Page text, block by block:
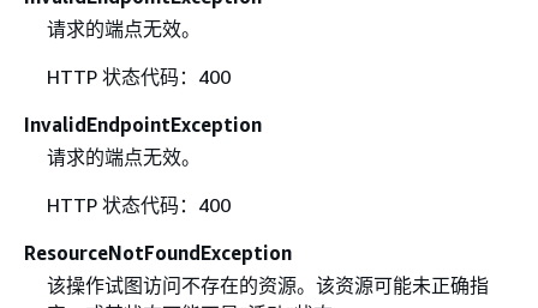
请求的端点无效。
HTTP 状态代码：400
InvalidEndpointException
请求的端点无效。
HTTP 状态代码：400
ResourceNotFoundException
该操作试图访问不存在的资源。该资源可能未正确指